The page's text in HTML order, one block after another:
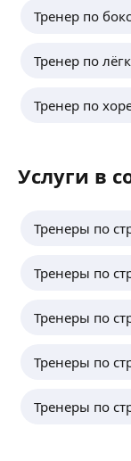
Тренер по
Тренер по
Тренер по
Услуги в
Тренеры по
Тренеры по
Тренеры по
Тренеры по
Тренеры по